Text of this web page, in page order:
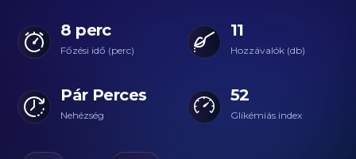
8 perc
Főzési idő (perc)
11
Hozzávalók (db)
Pár Perces
Nehézség
52
Glikémiás index